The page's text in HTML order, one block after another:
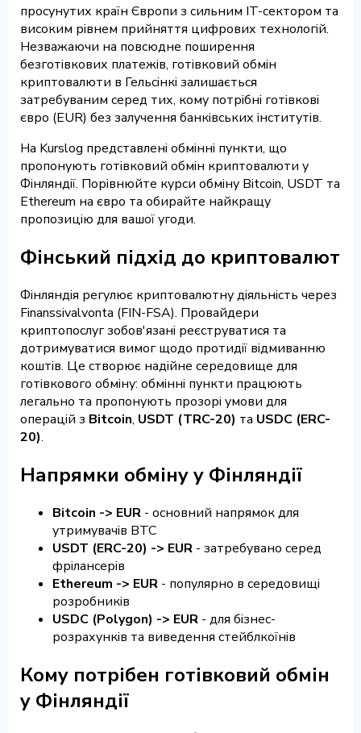
просунутих країн Європи з сильним IT-сектором та
високим рівнем прийняття цифрових технологій.
Незважаючи на повсюдне поширення
безготівкових платежів, готівковий обмін
криптовалюти в Гельсінкі залишається
затребуваним серед тих, кому потрібні готівкові
євро (EUR) без залучення банківських інститутів.
На Kurslog представлені обмінні пункти, що
пропонують готівковий обмін криптовалюти у
Фінляндії. Порівнюйте курси обміну Bitcoin, USDT та
Ethereum на євро та обирайте найкращу
пропозицію для вашої угоди.
Фінський підхід до криптовалют
Фінляндія регулює криптовалютну діяльність через
Finanssivalvonta (FIN-FSA). Провайдери
криптопослуг зобов'язані реєструватися та
дотримуватися вимог щодо протидії відмиванню
коштів. Це створює надійне середовище для
готівкового обміну: обмінні пункти працюють
легально та пропонують прозорі умови для
операцій з Bitcoin, USDT (TRC-20) та USDC (ERC-
20).
Напрямки обміну у Фінляндії
Bitcoin -> EUR - основний напрямок для
утримувачів BTC
USDT (ERC-20) -> EUR - затребувано серед
фрілансерів
Ethereum -> EUR - популярно в середовищі
розробників
USDC (Polygon) -> EUR - для бізнес-
розрахунків та виведення стейблкоїнів
Кому потрібен готівковий обмін
у Фінляндії